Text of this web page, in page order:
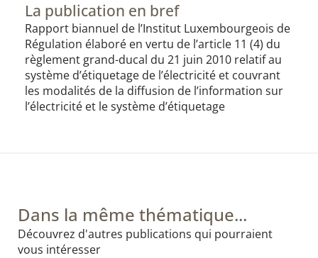
La publication en bref
Rapport biannuel de l’Institut Luxembourgeois de
Régulation élaboré en vertu de l’article 11 (4) du
règlement grand-ducal du 21 juin 2010 relatif au
système d’étiquetage de l’électricité et couvrant
les modalités de la diffusion de l’information sur
l’électricité et le système d’étiquetage
Dans la même thématique...
Découvrez d'autres publications qui pourraient
vous intéresser